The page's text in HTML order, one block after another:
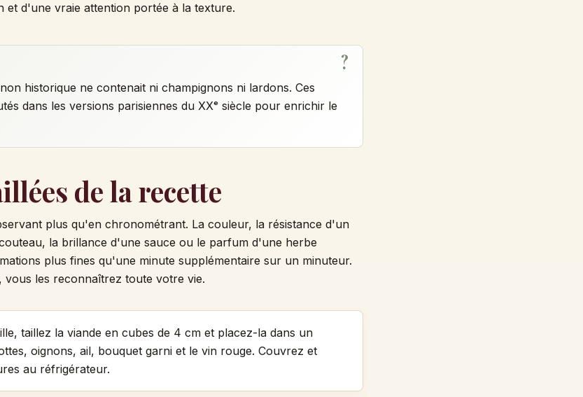
et d'une vraie attention portée à la texture.
historique ne contenait ni champignons ni lardons. Ces
dans les versions parisiennes du XXᵉ siècle pour enrichir le
de la recette
plus qu'en chronométrant. La couleur, la résistance d'un
la brillance d'une sauce ou le parfum d'une herbe
plus fines qu'une minute supplémentaire sur un minuteur.
vous les reconnaîtrez toute votre vie.
taillez la viande en cubes de 4 cm et placez-la dans un
oignons, ail, bouquet garni et le vin rouge. Couvrez et
au réfrigérateur.